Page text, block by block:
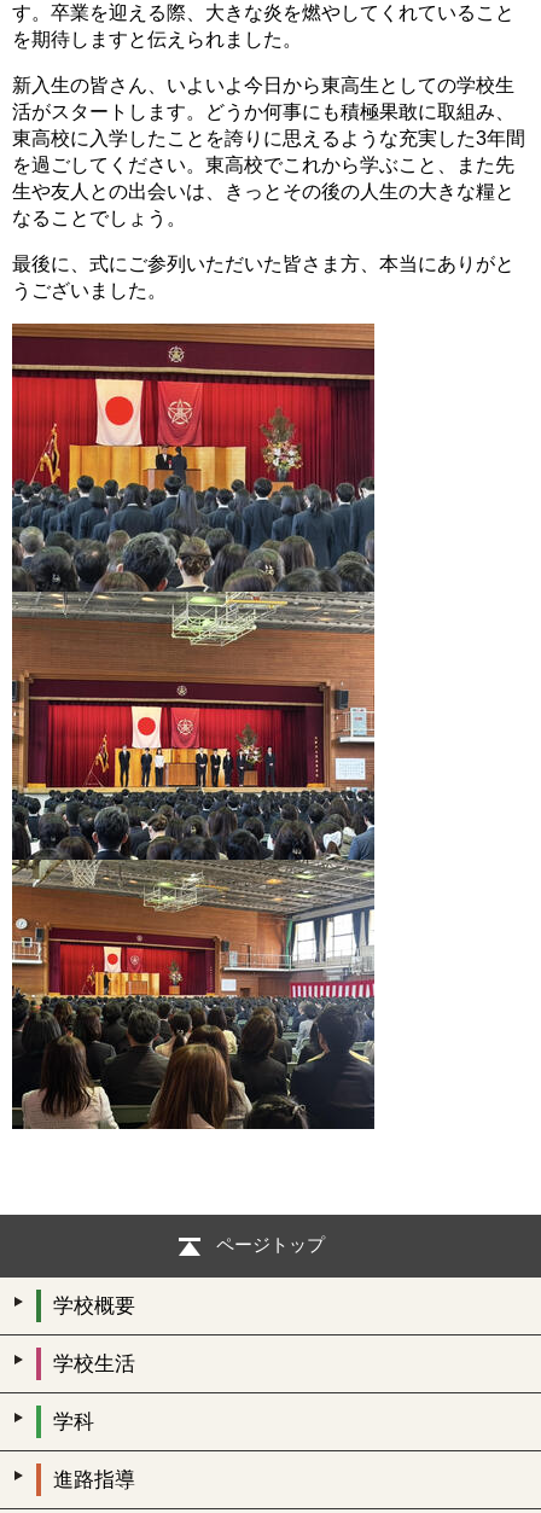
す。卒業を迎える際、大きな炎を燃やしてくれていること
を期待しますと伝えられました。
新入生の皆さん、いよいよ今日から東高生としての学校生
活がスタートします。どうか何事にも積極果敢に取組み、
東高校に入学したことを誇りに思えるような充実した3年間
を過ごしてください。東高校でこれから学ぶこと、また先
生や友人との出会いは、きっとその後の人生の大きな糧と
なることでしょう。
最後に、式にご参列いただいた皆さま方、本当にありがと
うございました。
ページトップ
学校概要
学校生活
学科
進路指導